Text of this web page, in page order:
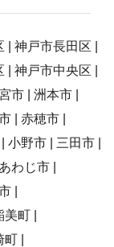
神戸市長田区
神戸市中央区
市
洲本市
赤穂市
小野市
三田市
わじ市
美町
町